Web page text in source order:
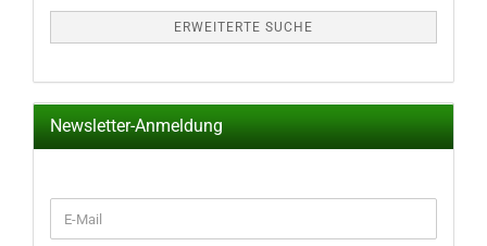
ERWEITERTE SUCHE
Newsletter-Anmeldung
ZUR
E-
Mail